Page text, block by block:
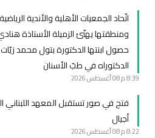
اتّحاد الجمعيات الأهلية والأندية
ومنطقتها يهنّئ الزميلة الأستاذة
حصول ابنتها الدكتورة بتول محمد
الدكتوراه في طبّ الأسنان
8:39 م 08 أغسطس 2026
فتح في صور تستقبل المعهد اللبناني
أجيال
8:22 م 08 أغسطس 2026